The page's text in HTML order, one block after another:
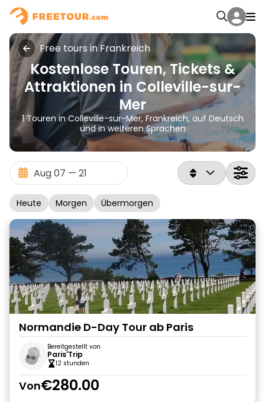
Free tours in Frankreich
Kostenlose Touren, Tickets &
Attraktionen in Colleville-sur-
Mer
1 Touren in Colleville-sur-Mer, Frankreich, auf Deutsch
und in weiteren Sprachen
Heute Morgen Übermorgen
Normandie D-Day Tour ab Paris
Bereitgestellt von
Paris'Trip
12 stunden
Von€280.00